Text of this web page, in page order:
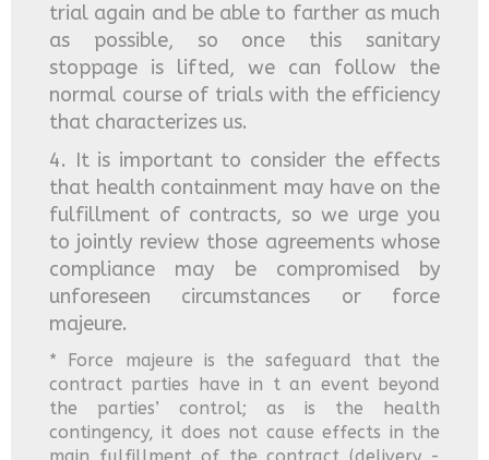
trial again and be able to farther as much
as possible, so once this sanitary
stoppage is lifted, we can follow the
normal course of trials with the efficiency
that characterizes us.
4. It is important to consider the effects
that health containment may have on the
fulfillment of contracts, so we urge you
to jointly review those agreements whose
compliance may be compromised by
unforeseen circumstances or force
majeure.
* Force majeure is the safeguard that the
contract parties have in t an event beyond
the parties’ control; as is the health
contingency, it does not cause effects in the